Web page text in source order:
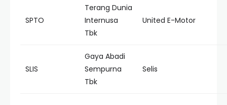
SPTO
Terang Dunia
Internusa
Tbk
United E-Motor
SLIS
Gaya Abadi
Sempurna
Tbk
Selis